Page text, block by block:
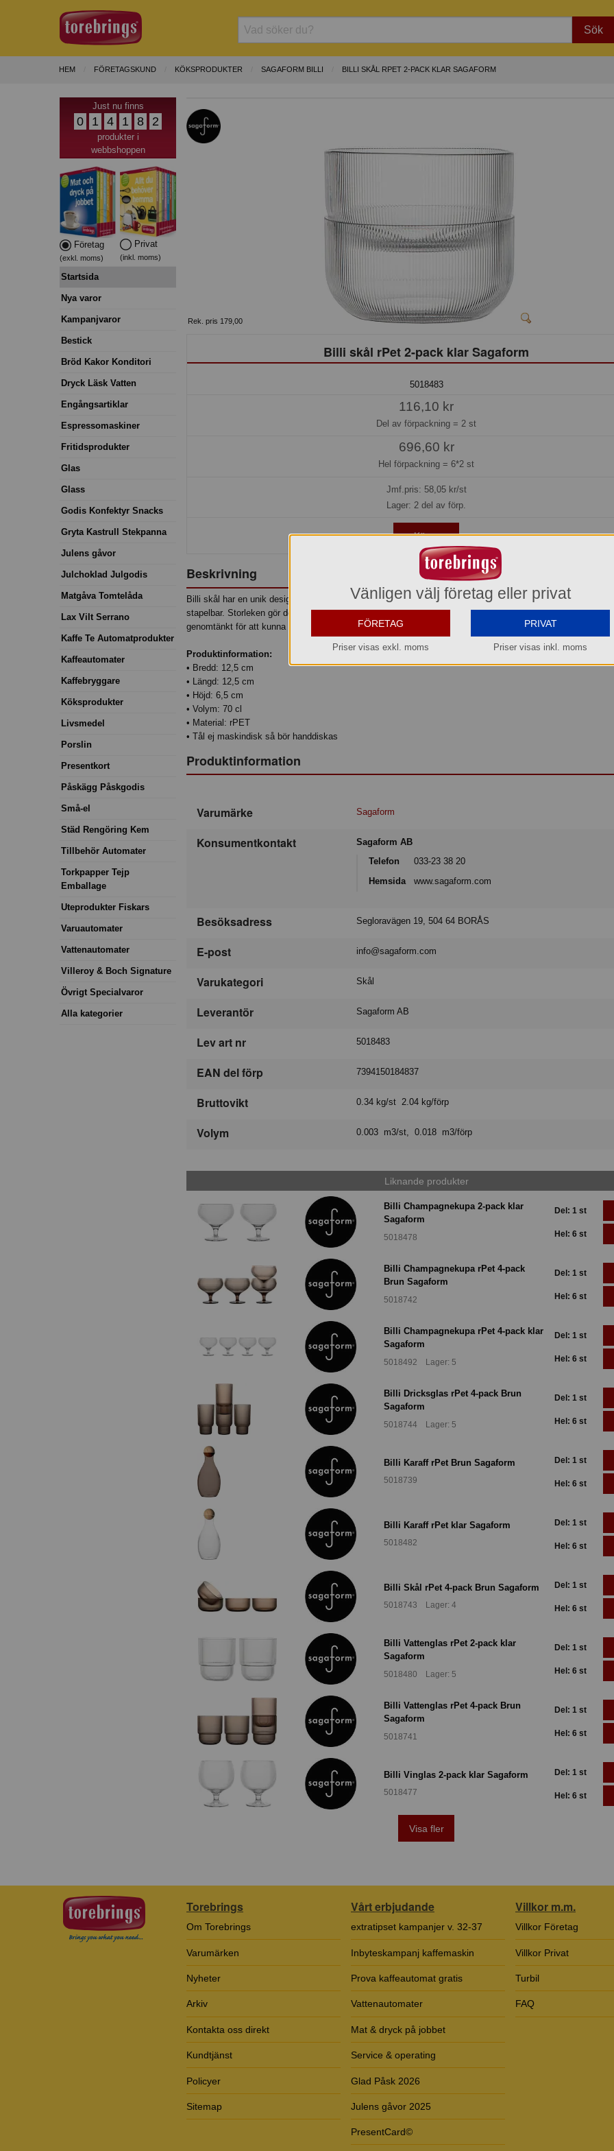
Sök
HEM FÖRETAGSKUND KÖKSPRODUKTER SAGAFORM BILLI BILLI SKÅL RPET 2-PACK KLAR SAGAFORM
Just nu finns
0 1 4 1 8 2
produkter i
webbshoppen
Företag
(exkl. moms)
Privat
(inkl. moms)
Startsida
Nya varor
Kampanjvaror
Bestick
Bröd Kakor Konditori
Dryck Läsk Vatten
Engångsartiklar
Espressomaskiner
Fritidsprodukter
Glas
Glass
Godis Konfektyr Snacks
Gryta Kastrull Stekpanna
Julens gåvor
Julchoklad Julgodis
Matgåva Tomtelåda
Lax Vilt Serrano
Kaffe Te Automatprodukter
Kaffeautomater
Kaffebryggare
Köksprodukter
Livsmedel
Porslin
Presentkort
Påskägg Påskgodis
Små-el
Städ Rengöring Kem
Tillbehör Automater
Torkpapper Tejp
Emballage
Uteprodukter Fiskars
Varuautomater
Vattenautomater
Villeroy & Boch Signature
Övrigt Specialvaror
Alla kategorier
Rek. pris 179,00
Billi skål rPet 2-pack klar Sagaform
5018483
116,10 kr
Del av förpackning = 2 st
696,60 kr
Hel förpackning = 6*2 st
Jmf.pris: 58,05kr/st
Lager: 2 del av förp.
Köp »
Beskrivning
Billi skål har en unik design där den karakteristiska randen kännetecknar Sagaform. Skålen har mjuka
stapelbar. Storleken gör den perfekt att använda för snacks, dessert eller frukostflingor. Formen är både
genomtänkt för att kunna användas överallt. Billi skål är tillverkad av återvunnen PET.
Produktinformation:
• Bredd: 12,5 cm
• Längd: 12,5 cm
• Höjd: 6,5 cm
• Volym: 70 cl
• Material: rPET
• Tål ej maskindisk så bör handdiskas
Produktinformation
Varumärke Sagaform
Konsumentkontakt
Sagaform AB
Telefon
033-23 38 20
Hemsida
www.sagaform.com
Besöksadress Segloravägen 19, 504 64 BORÅS
E-post info@sagaform.com
Varukategori Skål
Leverantör Sagaform AB
Lev art nr 5018483
EAN del förp 7394150184837
Bruttovikt 0.34 kg/st 2.04 kg/förp
Volym 0.003 m3/st, 0.018 m3/förp
Liknande produkter
Billi Champagnekupa 2-pack klar
Sagaform
5018478
Del: 1 st
Hel: 6 st
Billi Champagnekupa rPet 4-pack
Brun Sagaform
5018742
Del: 1 st
Hel: 6 st
Billi Champagnekupa rPet 4-pack klar
Sagaform
5018492 Lager: 5
Del: 1 st
Hel: 6 st
Billi Dricksglas rPet 4-pack Brun
Sagaform
5018744 Lager: 5
Del: 1 st
Hel: 6 st
Billi Karaff rPet Brun Sagaform
5018739
Del: 1 st
Hel: 6 st
Billi Karaff rPet klar Sagaform
5018482
Del: 1 st
Hel: 6 st
Billi Skål rPet 4-pack Brun Sagaform
5018743 Lager: 4
Del: 1 st
Hel: 6 st
Billi Vattenglas rPet 2-pack klar
Sagaform
5018480 Lager: 5
Del: 1 st
Hel: 6 st
Billi Vattenglas rPet 4-pack Brun
Sagaform
5018741
Del: 1 st
Hel: 6 st
Billi Vinglas 2-pack klar Sagaform
5018477
Del: 1 st
Hel: 6 st
Visa fler
Torebrings
Om Torebrings
Varumärken
Nyheter
Arkiv
Kontakta oss direkt
Kundtjänst
Policyer
Sitemap
Vårt erbjudande
extratipset kampanjer v. 32-37
Inbyteskampanj kaffemaskin
Prova kaffeautomat gratis
Vattenautomater
Mat & dryck på jobbet
Service & operating
Glad Påsk 2026
Julens gåvor 2025
PresentCard©
Villkor m.m.
Villkor Företag
Villkor Privat
Turbil
FAQ
Vänligen välj företag eller privat
FÖRETAG
Priser visas exkl. moms
PRIVAT
Priser visas inkl. moms